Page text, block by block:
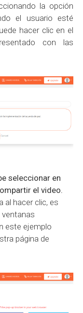
la opción
el usuario esté
hacer clic en el
con las
seleccionar en
el video.
al hacer clic, es
ventanas
este ejemplo
página de